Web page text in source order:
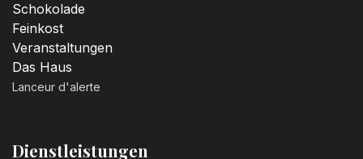
Schokolade
Feinkost
Veranstaltungen
Das Haus
Lanceur d'alerte
Dienstleistungen